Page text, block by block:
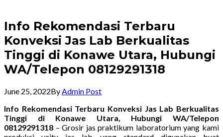
Info Rekomendasi Terbaru
Konveksi Jas Lab Berkualitas
Tinggi di Konawe Utara, Hubungi
WA/Telepon 08129291318
June 25, 2022By Admin Post
Info Rekomendasi Terbaru Konveksi Jas Lab Berkualitas
Tinggi di Konawe Utara, Hubungi WA/Telepon
08129291318 – Grosir jas praktikum laboratorium yang kami